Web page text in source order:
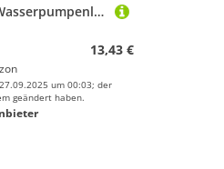
AnRMeT Teile Wasserpumpenlaufrad 689-44352-00 for YA 2 Hub 25HP 30HP 25/30A Bootsmotor 689-44352 689-44352-02 Zubehör
13,43 €
um 00:03; der
geändert haben.